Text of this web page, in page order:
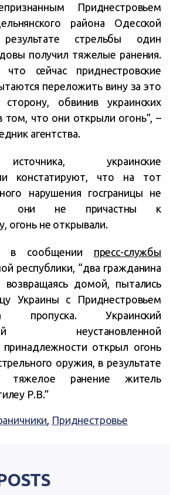
Приднестровьем
района Одесской
стрельбы один
получил тяжелые ранения.
сейчас приднестровские
переложить вину за это
обвинив украинских
том, что они открыли огонь”, –
агентства.
украинские
констатируют, что на тот
нарушения госграницы не
они не причастны к
огонь не открывали.
в сообщении пресс-службы
республики, “два гражданина
возвращаясь домой, пытались
Украины с Приднестровьем
пропуска. Украинский
неустановленной
принадлежности открыл огонь
оружия, в результате
тяжелое ранение житель
Р.В.”
Приднестровье